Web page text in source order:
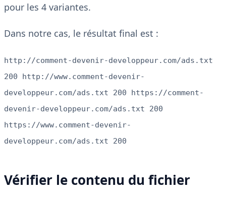
pour les 4 variantes.
Dans notre cas, le résultat final est :
http://comment-devenir-developpeur.com/ads.txt
200 http://www.comment-devenir-
developpeur.com/ads.txt 200 https://comment-
devenir-developpeur.com/ads.txt 200
https://www.comment-devenir-
developpeur.com/ads.txt 200
Vérifier le contenu du fichier